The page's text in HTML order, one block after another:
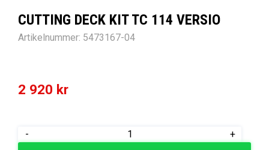
CUTTING DECK KIT TC 114 VERSIO
Artikelnummer: 5473167-04
2 920 kr
-
CUTTING
+